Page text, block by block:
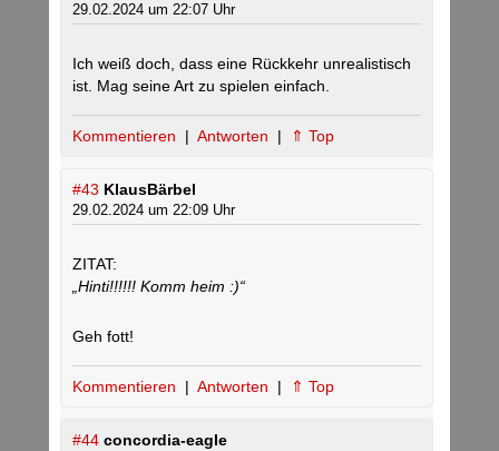
29.02.2024 um 22:07 Uhr
Ich weiß doch, dass eine Rückkehr unrealistisch
ist. Mag seine Art zu spielen einfach.
Kommentieren | Antworten | ⇑ Top
#43 KlausBärbel
29.02.2024 um 22:09 Uhr
ZITAT:
„Hinti!!!!!! Komm heim :)“
Geh fott!
Kommentieren | Antworten | ⇑ Top
#44 concordia-eagle